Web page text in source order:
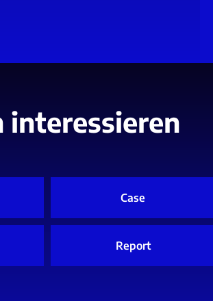
interessieren
Case
Report